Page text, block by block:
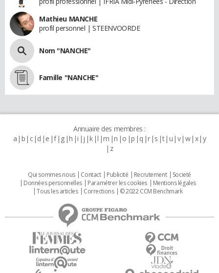
Mathieu MANCHE
profil personnel | STEENVOORDE
Nom "NANCHE"
Famille "NANCHE"
Annuaire des membres :
a b c d e f g h i j k l m n o p q r s t u v w x y
z
Qui sommes nous Contact Publicité Recrutement
Societé
Données personnelles
Paramétrer les cookies
Mentions légales
Tous les articles
Corrections © 2022 CCM Benchmark